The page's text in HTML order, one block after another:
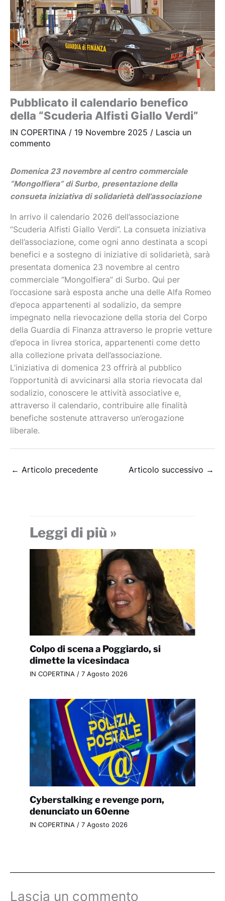
Pubblicato il calendario benefico
della “Scuderia Alfisti Giallo Verdi”
IN COPERTINA / 19 Novembre 2025 / Lascia un
commento
Domenica 23 novembre al centro commerciale
“Mongolfiera” di Surbo, presentazione della
consueta iniziativa di solidarietà dell’associazione
In arrivo il calendario 2026 dell’associazione
“Scuderia Alfisti Giallo Verdi”. La consueta iniziativa
dell’associazione, come ogni anno destinata a scopi
benefici e a sostegno di iniziative di solidarietà, sarà
presentata domenica 23 novembre al centro
commerciale “Mongolfiera” di Surbo. Qui per
l’occasione sarà esposta anche una delle Alfa Romeo
d’epoca appartenenti al sodalizio, da sempre
impegnato nella rievocazione della storia del Corpo
della Guardia di Finanza attraverso le proprie vetture
d’epoca in livrea storica, appartenenti come detto
alla collezione privata dell’associazione.
L’iniziativa di domenica 23 offrirà al pubblico
l’opportunità di avvicinarsi alla storia rievocata dal
sodalizio, conoscere le attività associative e,
attraverso il calendario, contribuire alle finalità
benefiche sostenute attraverso un’erogazione
liberale.
← Articolo precedente Articolo successivo →
Leggi di più »
Colpo di scena a Poggiardo, si
dimette la vicesindaca
IN COPERTINA / 7 Agosto 2026
Cyberstalking e revenge porn,
denunciato un 60enne
IN COPERTINA / 7 Agosto 2026
Lascia un commento